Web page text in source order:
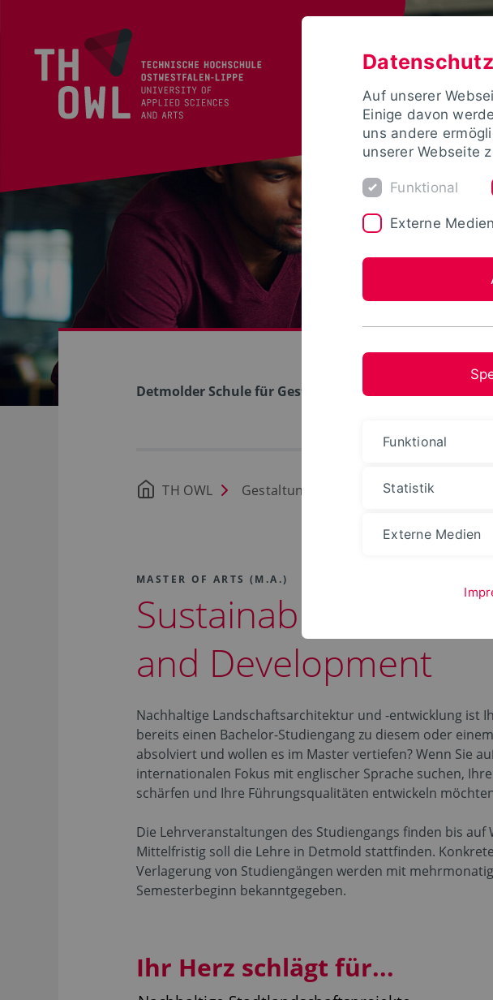
Detmolder Schule für Gestaltung
TH OWL Gestaltung Studium
MASTER OF ARTS (M.A.)
Sustainable
and Development
Nachhaltige Landschaftsarchitektur und -entwicklung ist
bereits einen Bachelor-Studiengang zu diesem oder
absolviert und wollen es im Master vertiefen? Wenn Sie
internationalen Fokus mit englischer Sprache suchen,
schärfen und Ihre Führungsqualitäten entwickeln
Die Lehrveranstaltungen des Studiengangs finden bis
Mittelfristig soll die Lehre in Detmold stattfinden.
Verlagerung von Studiengängen werden mit
Semesterbeginn bekanntgegeben.
Ihr Herz schlägt für...
Auf unserer
Einige davon
uns andere
unserer Webseite
Funktional
Externe Medien
Funktional
Statistik
Externe Medien